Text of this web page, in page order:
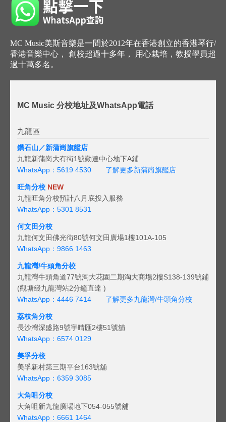
MC Music美斯音樂是一間於2012年在香港創立的香港琴行/
香港音樂中心， 創校超過十多年， 用心栽培，教授學員超
過十萬多名。
MC Music 分校地址及WhatsApp電話
九龍區
鑽石山／新蒲崗旗艦店
九龍新蒲崗大有街1號勤達中心地下A鋪
WhatsApp：5619 4530
了解更多新蒲崗旗艦店
旺角分校 NEW
九龍旺角分校預計八月底投入服務
WhatsApp：5301 8531
何文田分校
九龍何文田佛光街80號何文田廣場1樓101A-105
WhatsApp：9866 1463
九龍灣/牛頭角分校
九龍灣牛頭角道77號淘大花園二期淘大商場2樓S138-139號鋪
(觀塘綫九龍灣站2分鐘直達 )
WhatsApp：4446 7414
了解更多九龍灣/牛頭角分校
荔枝角分校
長沙灣深盛路9號宇晴匯2樓51號舖
WhatsApp：6574 0129
美孚分校
美孚新村第三期平台163號舖
WhatsApp：6359 3085
大角咀分校
大角咀新九龍廣場地下054-055號舖
WhatsApp：6661 1464